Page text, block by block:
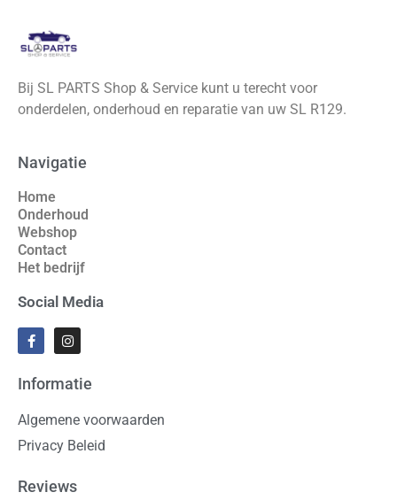
Bij SL PARTS Shop & Service kunt u terecht voor
onderdelen, onderhoud en reparatie van uw SL R129.
Navigatie
Home
Onderhoud
Webshop
Contact
Het bedrijf
Social Media
Informatie
Algemene voorwaarden
Privacy Beleid
Reviews